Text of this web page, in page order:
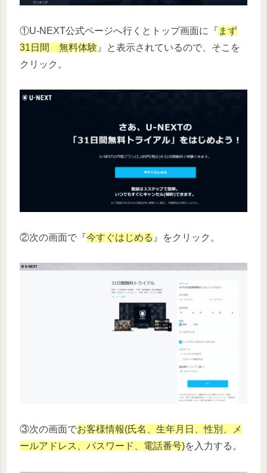
①U-NEXT公式ページへ行くとトップ画面に『 まず
31日間 無料体験 』と表示されているので、そこを
クリック。
②次の画面で『今すぐはじめる 』をクリック。
③次の画面でお客様情報(氏名、生年月日、性別、メ
ールアドレス、パスワード、電話番号)を入力する。